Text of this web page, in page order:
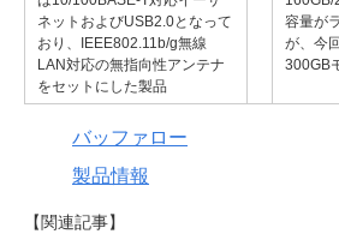
ネットおよびUSB2.0となって
おり、IEEE802.11b/g無線
LAN対応の無指向性アンテナ
をセットにした製品
容量が
が、今
300GB
バッファロー
製品情報
【関連記事】